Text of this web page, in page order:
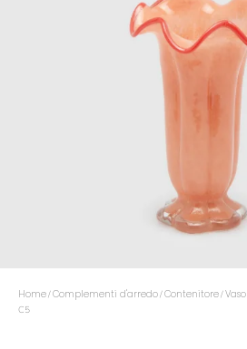
Home/Complementi d'arredo/Contenitore/Vaso
C5